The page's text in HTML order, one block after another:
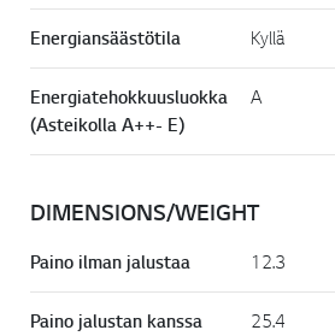
Energiansäästötila Kyllä
Energiatehokkuusluokka
(Asteikolla A++- E)
A
DIMENSIONS/WEIGHT
Paino ilman jalustaa 12.3
Paino jalustan kanssa 25.4